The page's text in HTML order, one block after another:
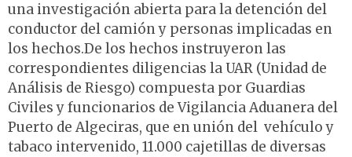
una investigación abierta para la detención del
conductor del camión y personas implicadas en
los hechos.De los hechos instruyeron las
correspondientes diligencias la UAR (Unidad de
Análisis de Riesgo) compuesta por Guardias
Civiles y funcionarios de Vigilancia Aduanera del
Puerto de Algeciras, que en unión del vehículo y
tabaco intervenido, 11.000 cajetillas de diversas